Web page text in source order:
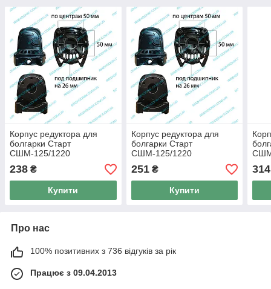
Корпус редуктора для
болгарки Старт
СШМ-125/1220
238 ₴
Купити
Корпус редуктора для
болгарки Старт
СШМ-125/1220
251₴
Купити
314
Про нас
100% позитивних з 736 відгуків за рік
Працює з 09.04.2013